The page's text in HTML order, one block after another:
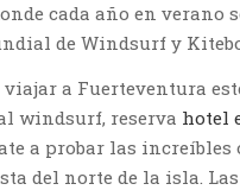
cada año en verano
de Windsurf y
a Fuerteventura
windsurf, reserva hotel
a probar las increíbles
del norte de la isla.